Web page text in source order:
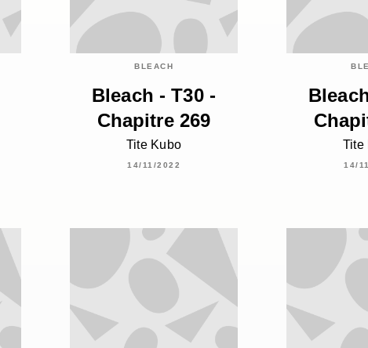
BLEACH
Bleach - T30 -
Chapitre 269
Tite Kubo
14/11/2022
Tite
14/